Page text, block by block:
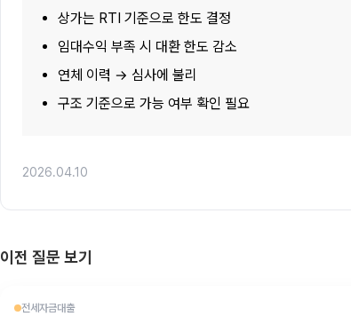
상가는 RTI 기준으로 한도 결정
임대수익 부족 시 대환 한도 감소
연체 이력 → 심사에 불리
구조 기준으로 가능 여부 확인 필요
2026.04.10
이전 질문 보기
전세자금대출